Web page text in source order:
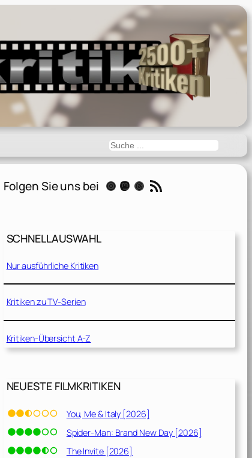
Suchen
Folgen Sie uns bei Instagram Mastodon Threads RSS-Feed
SCHNELLAUSWAHL
Nur ausführliche Kritiken
Kritiken zu TV-Serien
Kritiken-Übersicht A-Z
NEUESTE FILMKRITIKEN
You, Me & Italy [2026]
Spider-Man: Brand New Day [2026]
The Invite [2026]